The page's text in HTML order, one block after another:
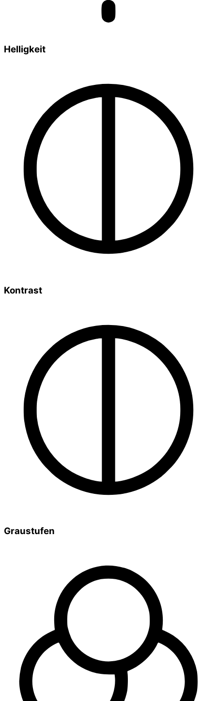
Helligkeit
Kontrast
Graustufen